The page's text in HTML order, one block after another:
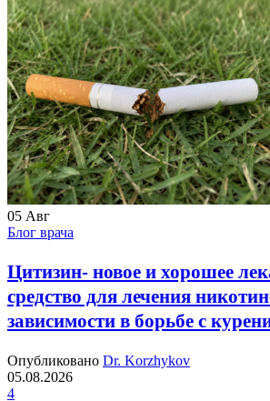
05 Авг
Блог врача
Цитизин- новое и хорошее
средство для лечения
зависимости в борьбе с
Опубликовано Dr. Korzhykov
05.08.2026
4